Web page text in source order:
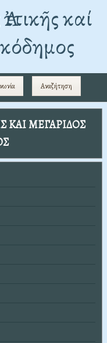
καί
Αναζήτηση
ΚΑΙ ΜΕΓΑΡΙΔΟΣ